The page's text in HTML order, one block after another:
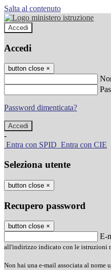
Salta al contenuto
Accedi
Accedi
button close ×
Password dimenticata?
-
Entra con SPID Entra con CIE
Seleziona utente
button close ×
Recupero password
button close ×
E-
all'indirizzo indicato con le istruzioni
Non hai una e-mail associata al nome